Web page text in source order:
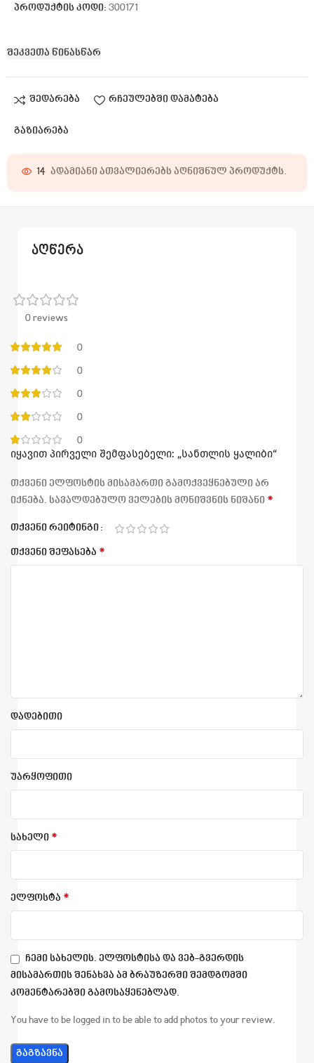
პროდუქტის კოდი:300171
შეკვეთა წინასწარ
შედარება რჩეულებში დამატება
გაზიარება
14 ადამიანი ათვალიერებს აღნიშნულ პროდუქტს.
აღწერა
0 reviews
0
0
0
0
0
იყავით პირველი შემფასებელი: „სანთლის ყალიბი“
თქვენი ელფოსტის მისამართი გამოქვეყნებული არ
იქნება. სავალდებულო ველების მონიშვნის ნიშანი *
თქვენი რეიტინგი
თქვენი შეფასება *
დადებითი
უარყოფითი
სახელი *
ელფოსტა *
ჩემი სახელის. ელფოსტისა და ვებ-გვერდის
მისამართის შენახვა ამ ბრაუზერში შემდგომში
კომენტარებში გამოსაყენებლად.
You have to be logged in to be able to add photos to your review.